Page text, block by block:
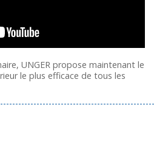
UNGER propose maintenant le
le plus efficace de tous les